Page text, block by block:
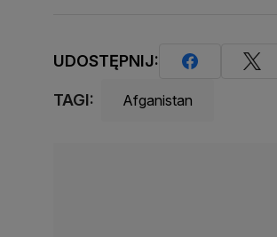
UDOSTĘPNIJ:
TAGI: Afganistan